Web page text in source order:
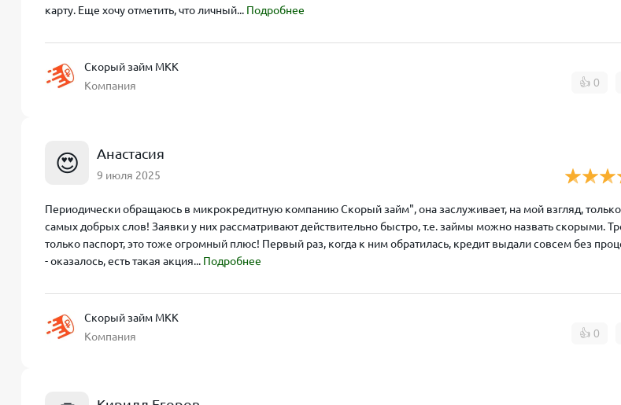
карту. Еще хочу отметить, что личный... Подробнее
Скорый займ МКК
Компания
👍 0
😍 Анастасия
9 июля 2025
Периодически обращаюсь в микрокредитную компанию Скорый займ", она заслуживает, на мой взгляд, только
самых добрых слов! Заявки у них рассматривают действительно быстро, т.е. займы можно назвать скорыми.
только паспорт, это тоже огромный плюс! Первый раз, когда к ним обратилась, кредит выдали совсем без
- оказалось, есть такая акция... Подробнее
Скорый займ МКК
Компания
👍 0